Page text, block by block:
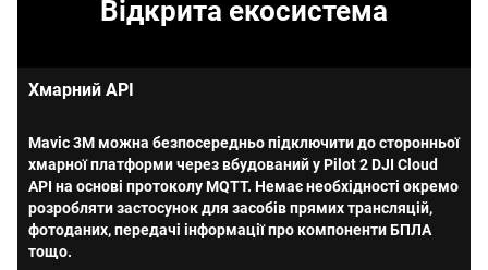
Відкрита екосистема
Хмарний API
Mavic 3M можна безпосередньо підключити до сторонньої
хмарної платформи через вбудований у Pilot 2 DJI Cloud
API на основі протоколу MQTT. Немає необхідності окремо
розробляти застосунок для засобів прямих трансляцій,
фотоданих, передачі інформації про компоненти БПЛА
тощо.